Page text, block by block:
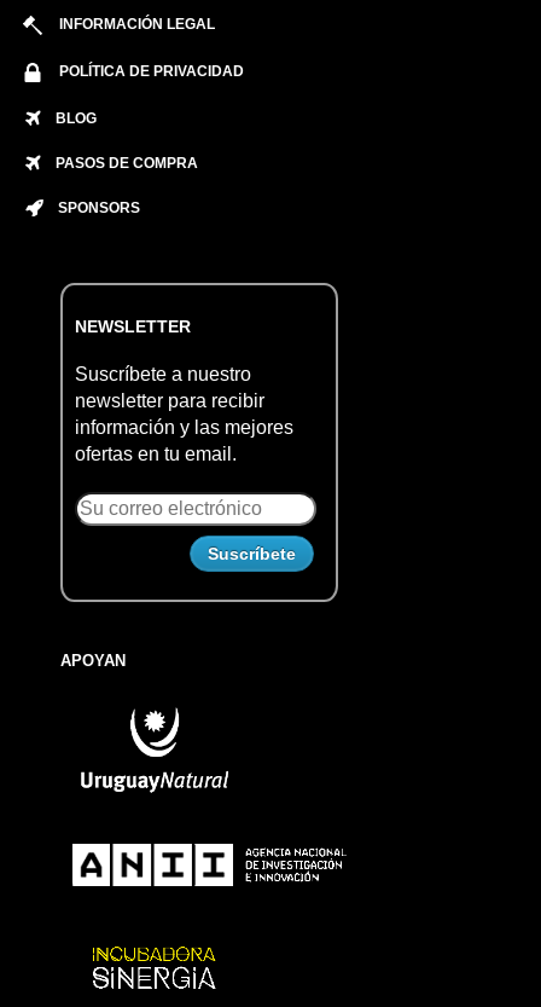
INFORMACIÓN LEGAL
POLÍTICA DE PRIVACIDAD
BLOG
PASOS DE COMPRA
SPONSORS
NEWSLETTER
Suscríbete a nuestro
newsletter para recibir
información y las mejores
ofertas en tu email.
APOYAN